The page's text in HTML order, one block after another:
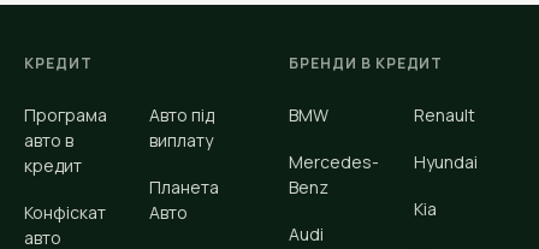
КРЕДИТ
Програма
авто в
кредит
Конфіскат
авто
Авто під
виплату
Планета
Авто
БРЕНДИ В КРЕДИТ
BMW
Mercedes-
Benz
Audi
Renault
Hyundai
Kia